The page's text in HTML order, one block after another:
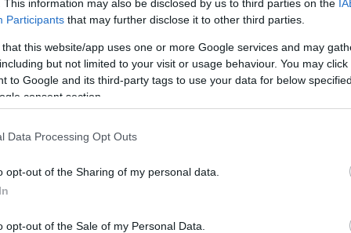
This information may also be disclosed by us to third parties on the
Participants that may further disclose it to other third parties.
that this website/app uses one or more Google services and may
but not limited to your visit or usage behaviour. You may
to Google and its third-party tags to use your data for below
consent section.
Data Processing Opt Outs
opt-out of the Sharing of my personal data.
opt-out of the Sale of my Personal Data.